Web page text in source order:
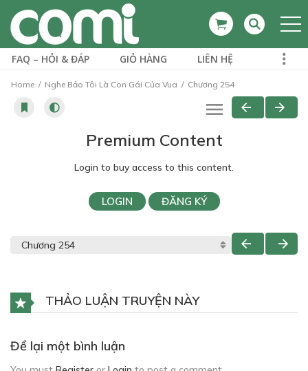
FAQ – HỎI & ĐÁP GIỎ HÀNG LIÊN HỆ
Home Nghe Bảo Tôi Là Con Gái Của Vua Chương 254
Premium Content
Login to buy access to this content.
LOGIN ĐĂNG KÝ
THẢO LUẬN TRUYỆN NÀY
Để lại một bình luận